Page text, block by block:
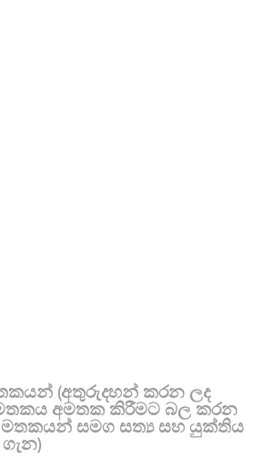
(අතුරුදහන් කරන ලද
අමතක කිරීමට බල කරන
මතකයන් සමග සත්‍ය සහ යුක්තිය